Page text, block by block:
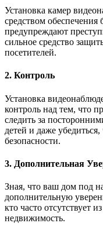
Установка камер
средством
предупреждают
сильное средство
посетителей.
2. Контроль
Установка
контроль над тем, что
следить за
детей и даже
безопасности.
3. Дополнительная
Зная, что ваш дом под
дополнительную
кто часто отсутствует
недвижимость.